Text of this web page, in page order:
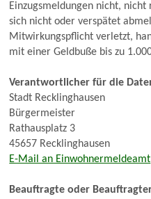
Einzugsmeldungen nicht,
sich nicht oder verspätet
Mitwirkungspflicht verletzt,
mit einer Geldbuße bis zu
Verantwortlicher für die
Stadt Recklinghausen
Bürgermeister
Rathausplatz 3
45657 Recklinghausen
E-Mail an Einwohnermeldeamt
Beauftragte oder